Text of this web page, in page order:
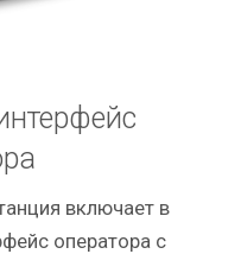
включает в
оператора с